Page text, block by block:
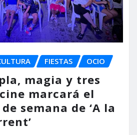
FIESTAS OCIO
magia y tres
marcará el
semana de ‘A la